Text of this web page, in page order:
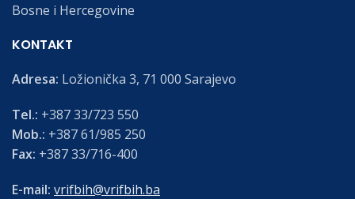
Bosne i Hercegovine
KONTAKT
Adresa: Ložionička 3, 71 000 Sarajevo
Tel.: +387 33/723 550
Mob.: +387 61/985 250
Fax: +387 33/716-400
E-mail: vrifbih@vrifbih.ba